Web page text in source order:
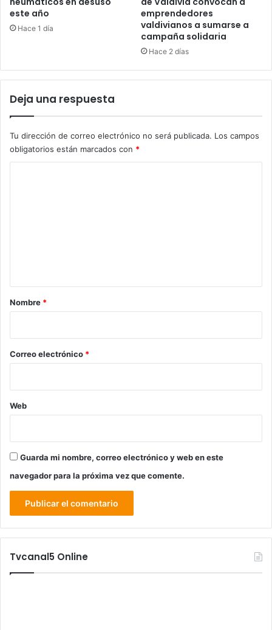
este año
Hace 1 día
emprendedores
valdivianos a sumarse a
campaña solidaria
Hace 2 días
Deja una respuesta
Tu dirección de correo electrónico no será publicada. Los campos
obligatorios están marcados con *
r
*
Nombre *
Correo electrónico *
Web
Guarda mi nombre, correo electrónico y web en este
navegador para la próxima vez que comente.
Tvcanal5 Online